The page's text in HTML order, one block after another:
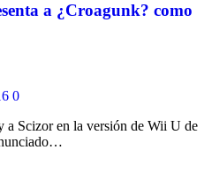
a ¿Croagunk? como
0
a Scizor en la versión de Wii U de